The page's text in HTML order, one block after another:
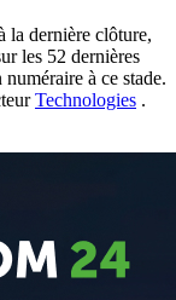
la dernière clôture,
les 52 dernières
à ce stade.
Technologies .